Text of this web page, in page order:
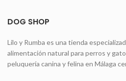
DOG SHOP
Lilo y Rumba es una tienda
alimentación natural para perros y
peluquería canina y felina en Málaga